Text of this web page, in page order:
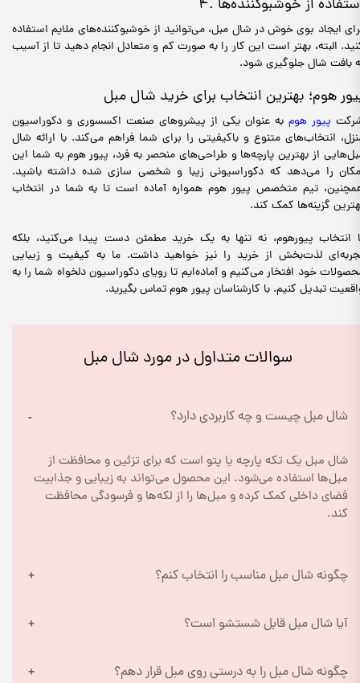
استفاده از خوشبوکننده‌ها
ایجاد بوی خوش در شال مبل، می‌توانید از خوشبوکننده‌های ملایم استفاده
البته، بهتر است این کار را به صورت کم و متعادل انجام دهید تا از آسیب
بافت شال جلوگیری شود.
هوم؛ بهترین انتخاب برای خرید شال مبل
پیور هوم به عنوان یکی از پیشروهای صنعت اکسسوری و دکوراسیون
انتخاب‌های متنوع و باکیفیتی را برای شما فراهم می‌کند. با ارائه شال
از بهترین پارچه‌ها و طراحی‌های منحصر به فرد، پیور هوم به شما این
را می‌دهد که دکوراسیونی زیبا و شخصی سازی شده داشته باشید.
تیم متخصص پیور هوم همواره آماده است تا به شما در انتخاب
گزینه‌ها کمک کند.
انتخاب پیورهوم، نه تنها به یک خرید مطمئن دست پیدا می‌کنید، بلکه
لذت‌بخش از خرید را نیز خواهید داشت. ما به کیفیت و زیبایی
خود افتخار می‌کنیم و آماده‌ایم تا رویای دکوراسیون دلخواه شما را به
تبدیل کنیم. با کارشناسان پیور هوم تماس بگیرید.
سوالات متداول در مورد شال مبل
شال مبل چیست و چه کاربردی دارد؟
کند.
چگونه شال مبل مناسب را انتخاب کنم؟
آیا شال مبل قابل شستشو است؟
چگونه شال مبل را به درستی روی مبل قرار دهم؟